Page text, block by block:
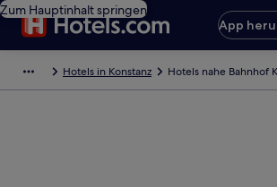
Zum Hauptinhalt springen
App
Hotels in Konstanz Hotels nahe Bahnhof